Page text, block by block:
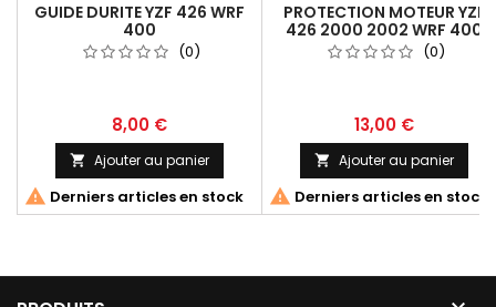
GUIDE DURITE YZF 426 WRF
400
(0)
8,00 €
 Ajouter au panier
 Derniers articles en stock
PROTECTION MOTEUR YZF
426 2000 2002 WRF 400
1999 2002(0)
13,00 €
 Ajouter au panier
 Derniers articles en stock